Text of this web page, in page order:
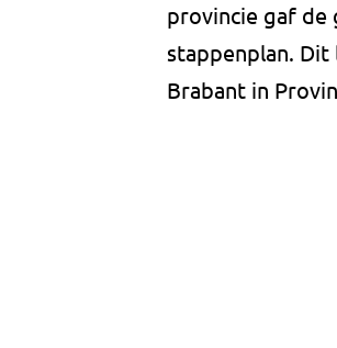
provincie gaf de
stappenplan.
Brabant in